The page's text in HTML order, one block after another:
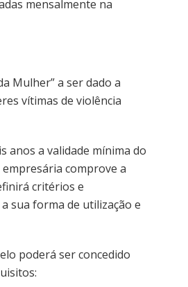
mensalmente na
Mulher” a ser dado a
vítimas de violência
anos a validade mínima do
comprove a
critérios e
sua forma de utilização e
poderá ser concedido